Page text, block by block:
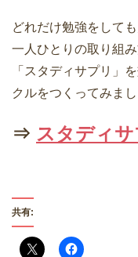
どれだけ勉強をして
一人ひとりの取り組
「スタディサプリ」
クルをつくってみまし
⇒ スタディサ
共有: